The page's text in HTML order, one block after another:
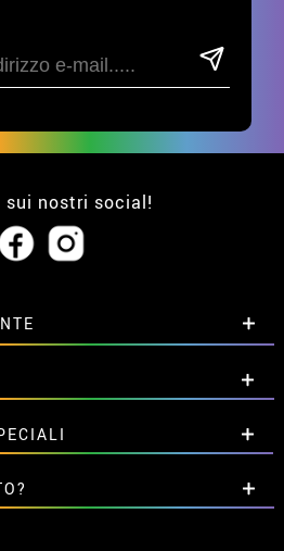
nostri social!